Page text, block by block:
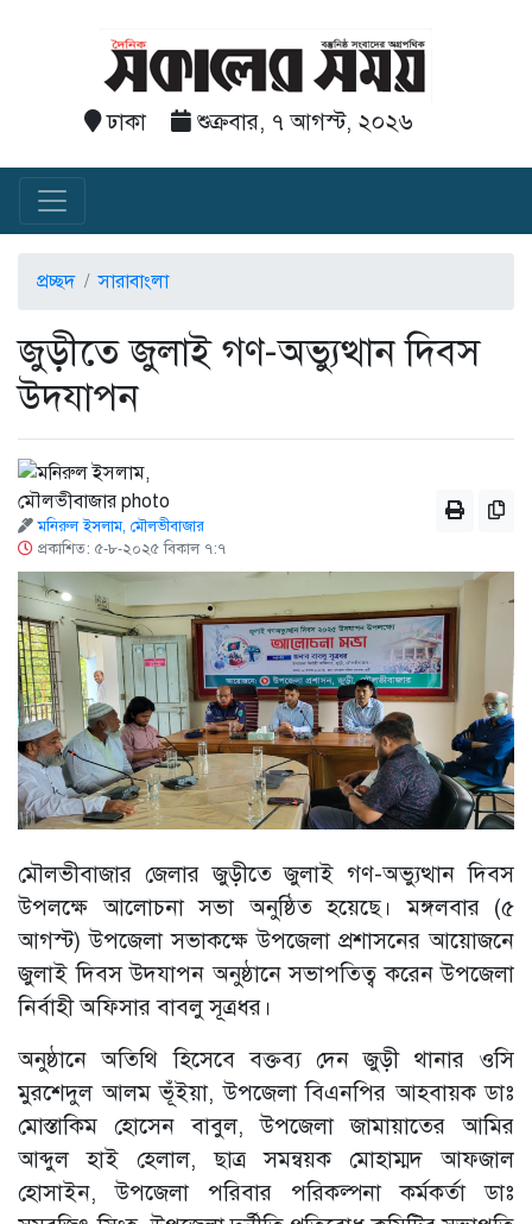
ঢাকা শুক্রবার, ৭ আগস্ট, ২০২৬
প্রচ্ছদ সারাবাংলা
জুড়ীতে জুলাই গণ-অভ্যুত্থান দিবস
উদযাপন
মনিরুল ইসলাম, মৌলভীবাজার
প্রকাশিত: ৫-৮-২০২৫ বিকাল ৭:৭
মৌলভীবাজার জেলার জুড়ীতে জুলাই গণ-অভ্যুত্থান দিবস
উপলক্ষে আলোচনা সভা অনুষ্ঠিত হয়েছে। মঙ্গলবার (৫
আগস্ট) উপজেলা সভাকক্ষে উপজেলা প্রশাসনের আয়োজনে
জুলাই দিবস উদযাপন অনুষ্ঠানে সভাপতিত্ব করেন উপজেলা
নির্বাহী অফিসার বাবলু সূত্রধর।
অনুষ্ঠানে অতিথি হিসেবে বক্তব্য দেন জুড়ী থানার ওসি
মুরশেদুল আলম ভূঁইয়া, উপজেলা বিএনপির আহবায়ক ডাঃ
মোস্তাকিম হোসেন বাবুল, উপজেলা জামায়াতের আমির
আব্দুল হাই হেলাল, ছাত্র সমন্বয়ক মোহাম্মদ আফজাল
হোসাইন, উপজেলা পরিবার পরিকল্পনা কর্মকর্তা ডাঃ